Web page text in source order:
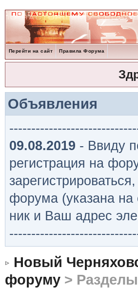
Перейти на сайт Правила Форума
Объявления
09.08.2019 - Ввиду
регистрация на
форума (указана на
ник и Ваш адрес
Новый
форуму>